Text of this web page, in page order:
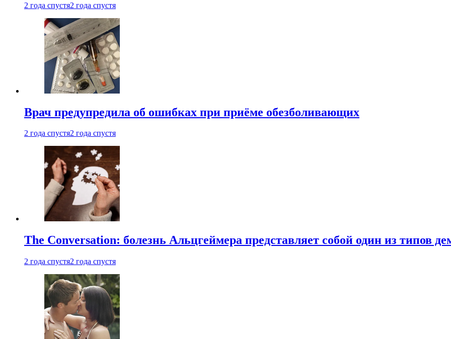
2 года спустя2 года спустя
Врач предупредила об ошибках при приëме обезболивающих
2 года спустя2 года спустя
The Conversation: болезнь Альцгеймера представляет собой один из типов
2 года спустя2 года спустя